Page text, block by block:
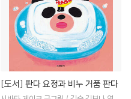
[도서] 판다 요정과 비누 거품 판다